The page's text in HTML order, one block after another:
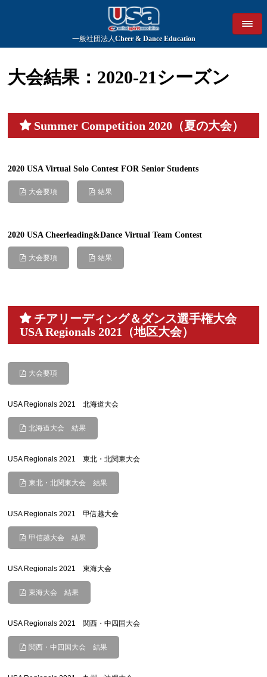
一般社団法人 Cheer & Dance Education
大会結果：2020-21シーズン
Summer Competition 2020（夏の大会）
2020 USA Virtual Solo Contest FOR Senior Students
大会要項 結果
2020 USA Cheerleading&Dance Virtual Team Contest
大会要項 結果
チアリーディング＆ダンス選手権大会
USA Regionals 2021（地区大会）
大会要項
USA Regionals 2021 北海道大会
北海道大会 結果
USA Regionals 2021 東北・北関東大会
東北・北関東大会 結果
USA Regionals 2021 甲信越大会
甲信越大会 結果
USA Regionals 2021 東海大会
東海大会 結果
USA Regionals 2021 関西・中四国大会
関西・中四国大会 結果